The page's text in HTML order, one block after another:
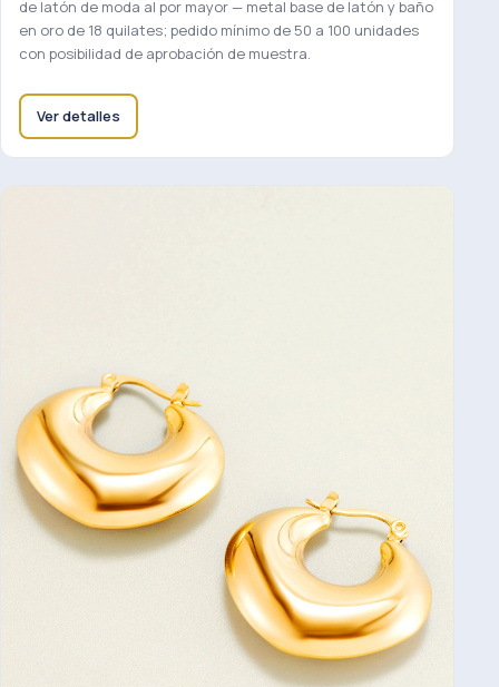
de latón de moda al por mayor — metal base de latón y baño
en oro de 18 quilates; pedido mínimo de 50 a 100 unidades
con posibilidad de aprobación de muestra.
Ver detalles